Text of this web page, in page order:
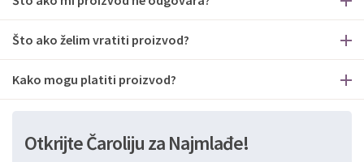
Što ako želim vratiti proizvod?
Kako mogu platiti proizvod?
Otkrijte Čaroliju za Najmlađe!